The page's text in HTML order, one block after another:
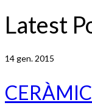
Latest
14gen. 2015